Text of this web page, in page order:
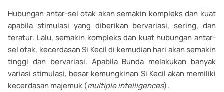
Hubungan antar-sel otak akan semakin kompleks dan kuat
apabila stimulasi yang diberikan bervariasi, sering, dan
teratur. Lalu, semakin kompleks dan kuat hubungan antar-
sel otak, kecerdasan Si Kecil di kemudian hari akan semakin
tinggi dan bervariasi. Apabila Bunda melakukan banyak
variasi stimulasi, besar kemungkinan Si Kecil akan memiliki
kecerdasan majemuk (multiple intelligences).